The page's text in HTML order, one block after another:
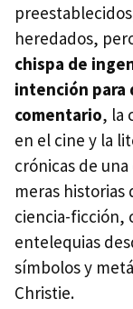
heredados,
chispa de
intención para
comentario, la
en el cine y la
crónicas de
meras historias
ciencia-ficción,
entelequias
símbolos y
Christie.